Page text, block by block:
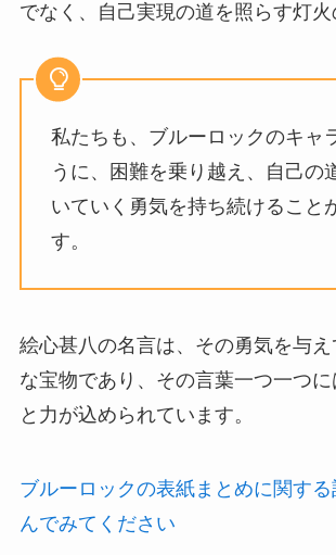
でなく、自己実現の道を照らす灯火
私たちも、ブルーロックのキャ
うに、困難を乗り越え、自己の
いていく勇気を持ち続けること
す。
絵心甚八の名言は、その勇気を与
な宝物であり、その言葉一つ一つ
と力が込められています。
ブルーロックの表紙まとめに関す
んでみてください